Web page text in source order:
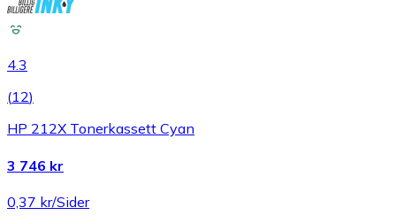
4.3
(12)
HP 212X Tonerkassett Cyan
3 746 kr
0,37 kr/Sider